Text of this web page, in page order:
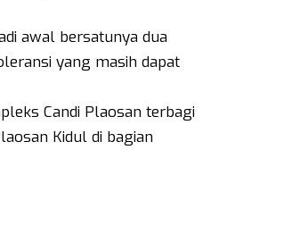
awal bersatunya dua
yang masih dapat
Candi Plaosan terbagi
Kidul di bagian